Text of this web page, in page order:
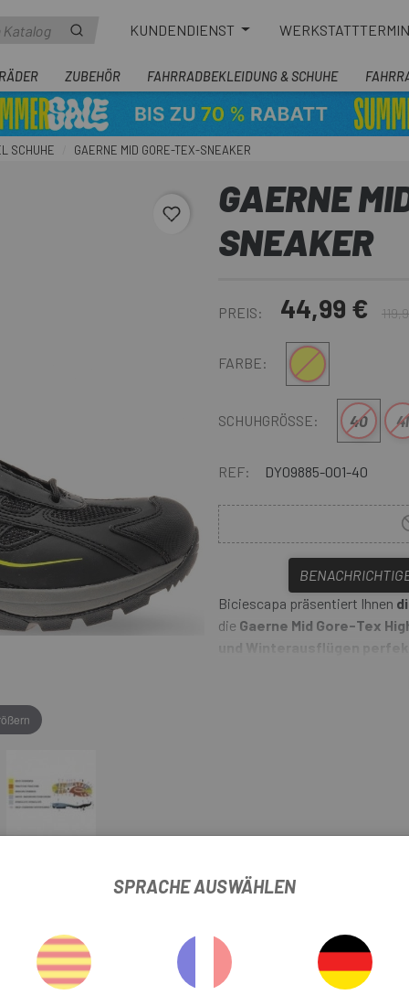
KUNDENDIENST WERKSTATTTERMIN
RÄDER ZUBEHÖR FAHRRADBEKLEIDUNG & SCHUHE
SCHUHE GAERNE MID GORE-TEX-SNEAKER
favorite_border
GAERNE
SNEAKER
PREIS: 44,99 €
FARBE:
Schwarz-Grau-Gelb
SCHUHGRÖSSE: 40 41
REF: DY09885-001-40
Biciescapa präsentiert Ihnen
die Gaerne Mid Gore-Tex
und Winterausflügen
DieserSchuh ist perfekt mit
GORE-TEX-SNEAKER
PRODUKTBLATT
SPRACHE AUSWÄHLEN